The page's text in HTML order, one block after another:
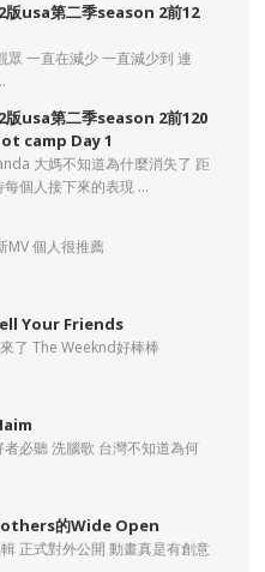
usa第二季season 2前12
一直在減少 一直減少到 連
usa第二季season 2前120
camp Day 1
大媽不知道為什麼消失了 距
個人接下來的表現 ...
MV 個人很推薦
Your Friends
了 The Weeknd好棒棒
必聽 洗腦歌 台灣不知道為何
的Wide Open
正式對外公開 動畫真是有創意